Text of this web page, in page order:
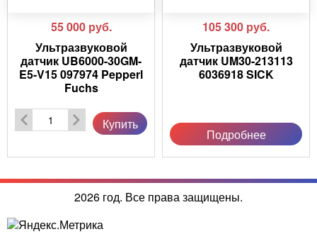
55 000 руб.
Ультразвуковой
датчик UB6000-30GM-
E5-V15 097974 Pepperl
Fuchs
Купить
105 300 руб.
Ультразвуковой
датчик UM30-213113
6036918 SICK
Подробнее
2026 год. Все права защищены.